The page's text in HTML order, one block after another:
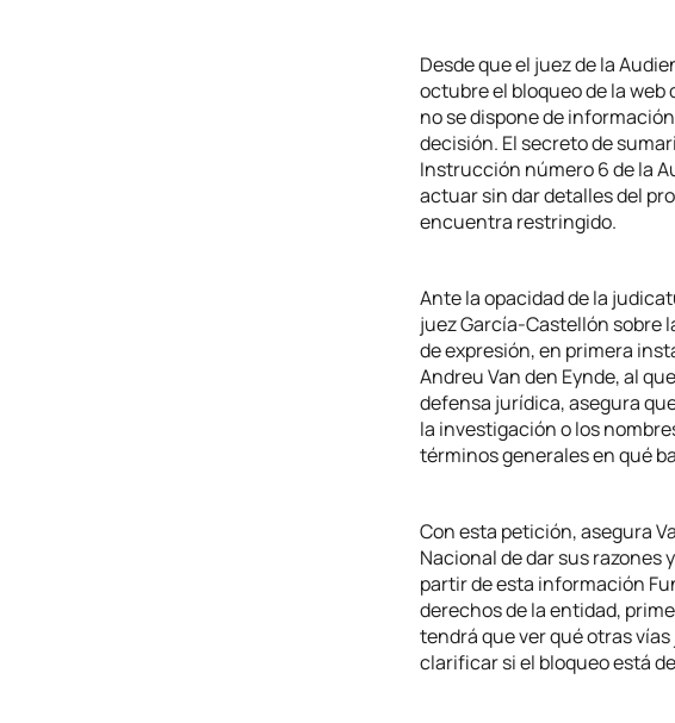
Desde que el juez de la
octubre el bloqueo de la
no se dispone de
decisión. El secreto de
Instrucción número 6 de la
actuar sin dar detalles del
encuentra restringido.
Ante la opacidad de la
juez García-Castellón sobre
de expresión, en primera
Andreu Van den Eynde, al
defensa jurídica, asegura
la investigación o los
términos generales en qué
Con esta petición, asegura
Nacional de dar sus
partir de esta información
derechos de la entidad,
tendrá que ver qué otras
clarificar si el bloqueo está